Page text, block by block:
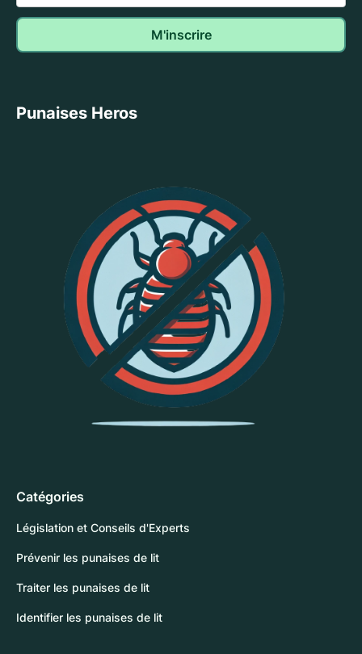
Punaises Heros
Catégories
Législation et Conseils d'Experts
Prévenir les punaises de lit
Traiter les punaises de lit
Identifier les punaises de lit